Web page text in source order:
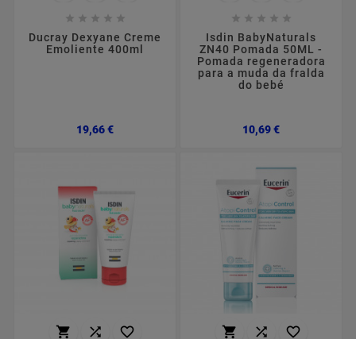
    
Ducray Dexyane Creme
Emoliente 400ml
19,66 €Preço
    
Isdin BabyNaturals
ZN40 Pomada 50ML -
Pomada regeneradora
para a muda da fralda
do bebé
10,69 €Preço
     